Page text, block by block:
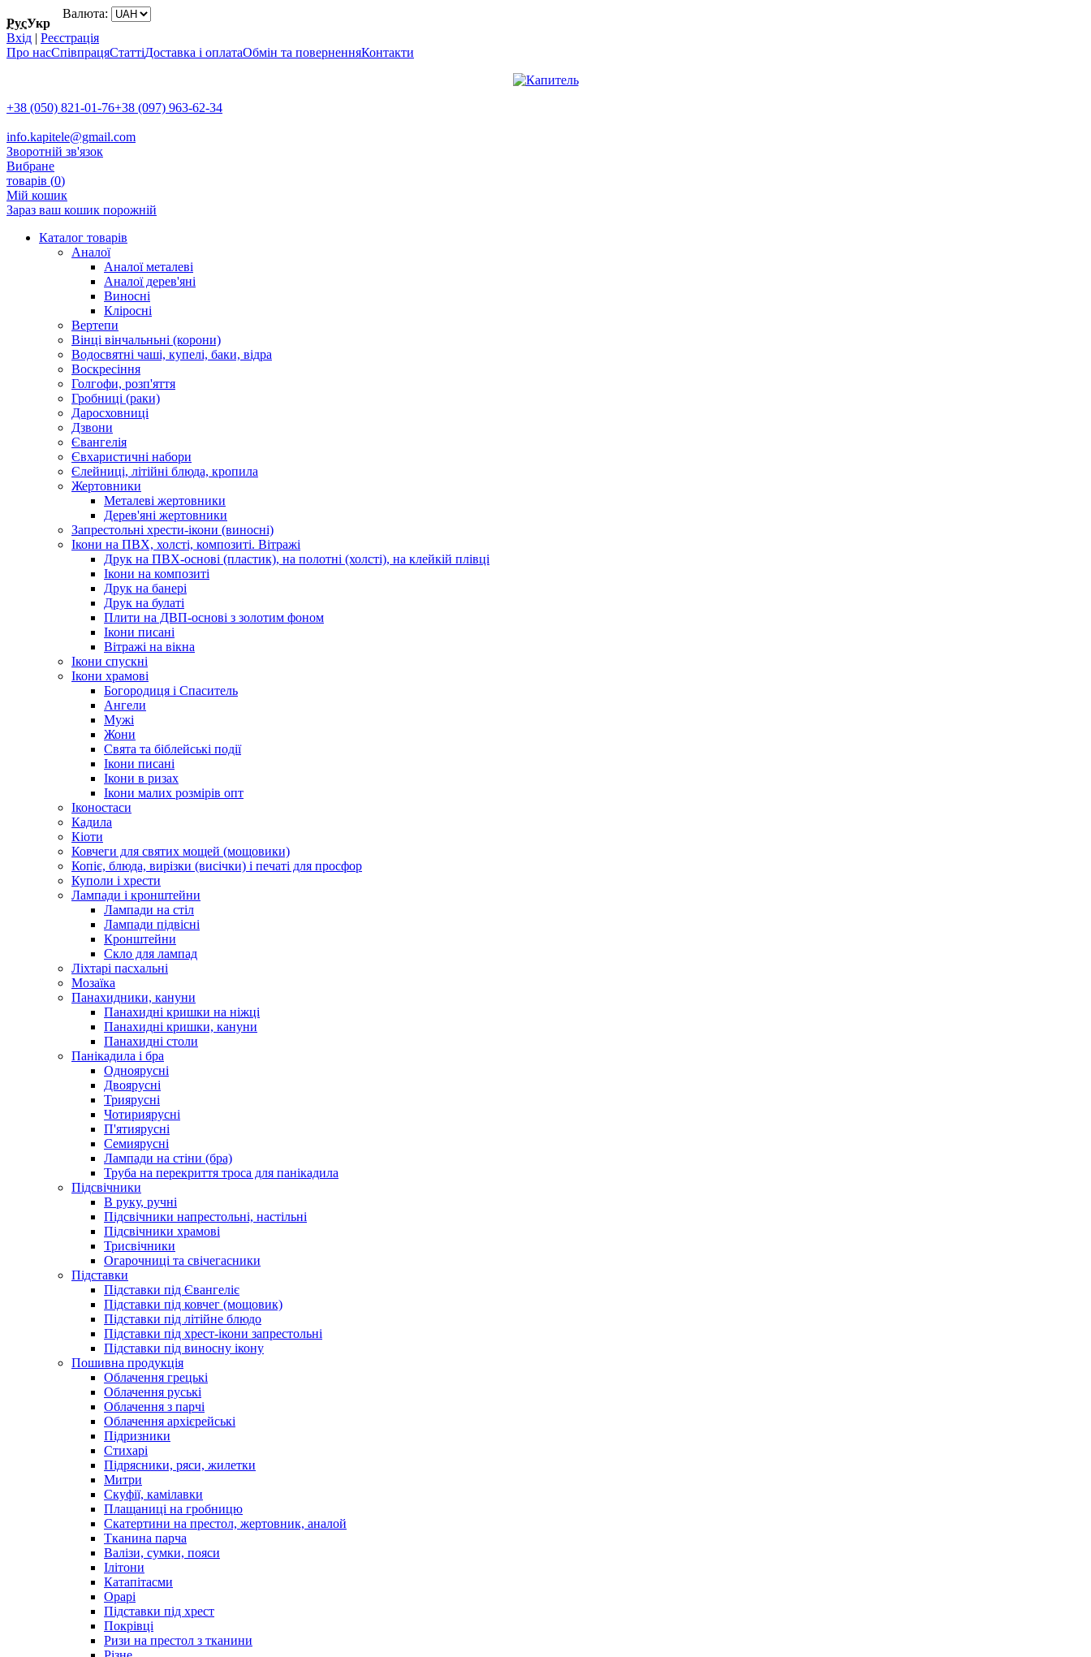
РусУкр
Валюта:
Вхід | Реєстрація
Про насСпівпрацяСтаттіДоставка і оплатаОбмін та поверненняКонтакти
+38 (050) 821-01-76+38 (097) 963-62-34
info.kapitele@gmail.com
Зворотній зв'язок
Вибране
товарів (0)
Мій кошик
Зараз ваш кошик порожній
Каталог товарів
Аналої
Аналої металеві
Аналої дерев'яні
Виносні
Кліросні
Вертепи
Вінці вінчальньні (корони)
Водосвятні чаші, купелі, баки, відра
Воскресіння
Голгофи, розп'яття
Гробниці (раки)
Даросховниці
Дзвони
Євангелія
Євхаристичні набори
Єлейниці, літійні блюда, кропила
Жертовники
Металеві жертовники
Дерев'яні жертовники
Запрестольні хрести-ікони (виносні)
Ікони на ПВХ, холсті, композиті. Вітражі
Друк на ПВХ-основі (пластик), на полотні (холсті), на клейкій плівці
Ікони на композиті
Друк на банері
Друк на булаті
Плити на ДВП-основі з золотим фоном
Ікони писані
Вітражі на вікна
Ікони спускні
Ікони храмові
Богородиця і Спаситель
Ангели
Мужі
Жони
Свята та біблейські події
Ікони писані
Ікони в ризах
Ікони малих розмірів опт
Іконостаси
Кадила
Кіоти
Ковчеги для святих мощей (мощовики)
Копіє, блюда, вирізки (висічки) і печаті для просфор
Куполи і хрести
Лампади і кронштейни
Лампади на стіл
Лампади підвісні
Кронштейни
Скло для лампад
Ліхтарі пасхальні
Мозаїка
Панахидники, кануни
Панахидні кришки на ніжці
Панахидні кришки, кануни
Панахидні столи
Панікадила і бра
Одноярусні
Двоярусні
Триярусні
Чотириярусні
П'ятиярусні
Семиярусні
Лампади на стіни (бра)
Труба на перекриття троса для панікадила
Підсвічники
В руку, ручні
Підсвічники напрестольні, настільні
Підсвічники храмові
Трисвічники
Огарочниці та свічегасники
Підставки
Підставки під Євангеліє
Підставки під ковчег (мощовик)
Підставки під літійне блюдо
Підставки під хрест-ікони запрестольні
Підставки під виносну ікону
Пошивна продукція
Облачення грецькі
Облачення руські
Облачення з парчі
Облачення архієрейські
Підризники
Стихарі
Підрясники, ряси, жилетки
Митри
Скуфії, камілавки
Плащаниці на гробницю
Скатертини на престол, жертовник, аналой
Тканина парча
Валізи, сумки, пояси
Ілітони
Катапітасми
Орарі
Підставки під хрест
Покрівці
Ризи на престол з тканини